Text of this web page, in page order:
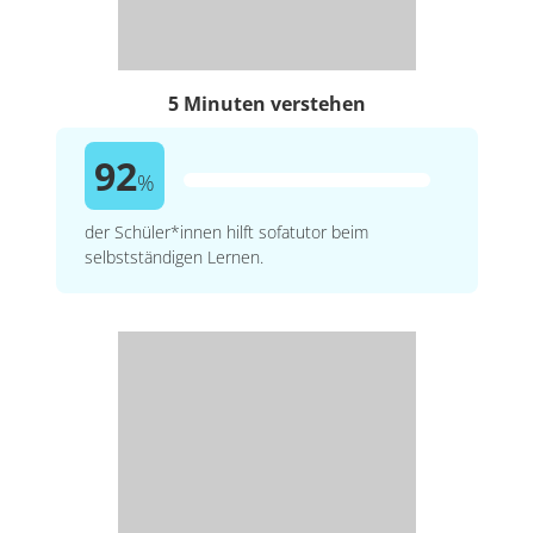
5 Minuten verstehen
92%
der Schüler*innen hilft sofatutor beim
selbstständigen Lernen.